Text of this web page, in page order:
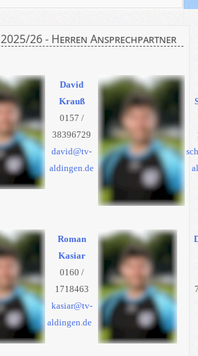
2025/26 - Herren Ansprechpartner
David
Krauß
0157 /
38396729
david@tv-
aldingen.de
Roman
Kasiar
0160 /
1718463
kasiar@tv-
aldingen.de